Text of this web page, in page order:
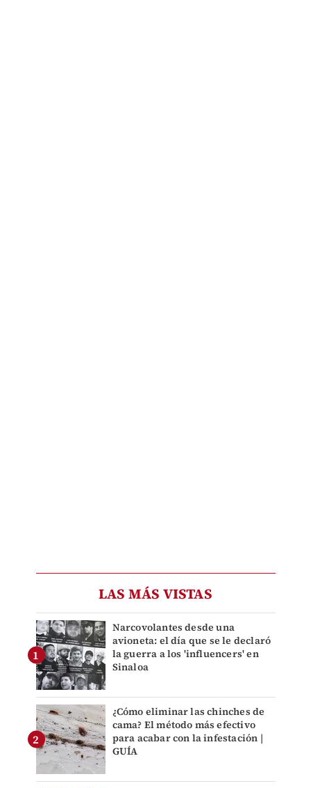
LAS MÁS VISTAS
Narcovolantes desde una
avioneta: el día que se le declaró
la guerra a los 'influencers' en
Sinaloa
¿Cómo eliminar las chinches de
cama? El método más efectivo
para acabar con la infestación |
GUÍA